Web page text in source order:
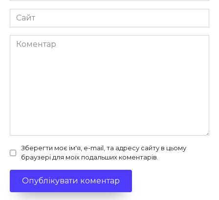
Сайт
Коментар
Зберегти моє ім'я, e-mail, та адресу сайту в цьому
браузері для моїх подальших коментарів.